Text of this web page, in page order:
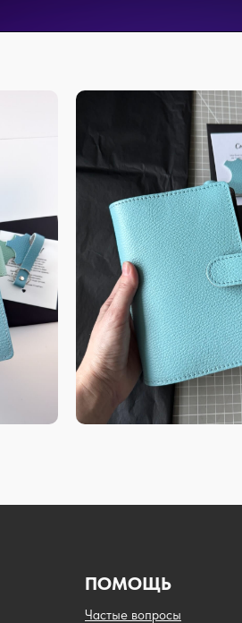
ПОМОЩЬ
Частые вопросы